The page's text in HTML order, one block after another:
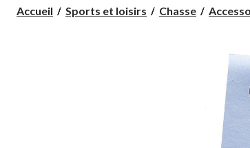
Accueil Sports et loisirs Chasse